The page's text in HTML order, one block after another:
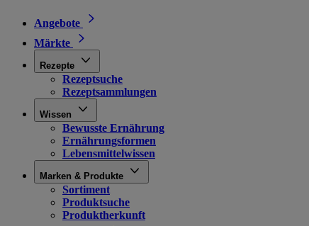
Angebote
Märkte
Rezepte
Rezeptsuche
Rezeptsammlungen
Wissen
Bewusste Ernährung
Ernährungsformen
Lebensmittelwissen
Marken & Produkte
Sortiment
Produktsuche
Produktherkunft